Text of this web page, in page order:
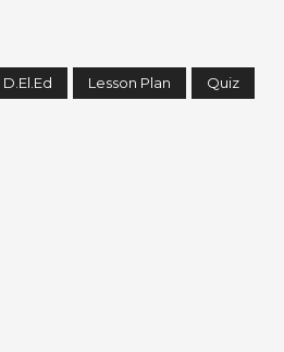
D.El.Ed Lesson Plan Quiz